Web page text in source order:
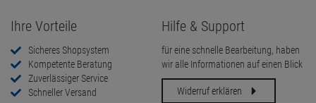
Ihre Vorteile
Sicheres Shopsystem
Kompetente Beratung
Zuverlässiger Service
Schneller Versand
Hilfe & Support
für eine schnelle Bearbeitung, haben
wir alle Informationen auf einen Blick
Widerruf erklären